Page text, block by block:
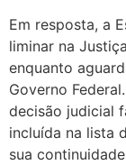
Em resposta, a
liminar na
enquanto
Governo
decisão judicial
incluída na lista
sua